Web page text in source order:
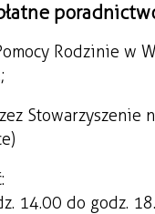
Rodzinie w
Stowarzyszenie
14.00 do godz.